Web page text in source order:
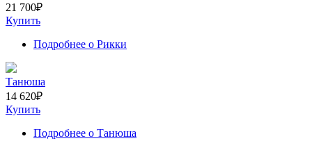
21 700₽
Купить
Подробнее о Рикки
Танюша
14 620₽
Купить
Подробнее о Танюша